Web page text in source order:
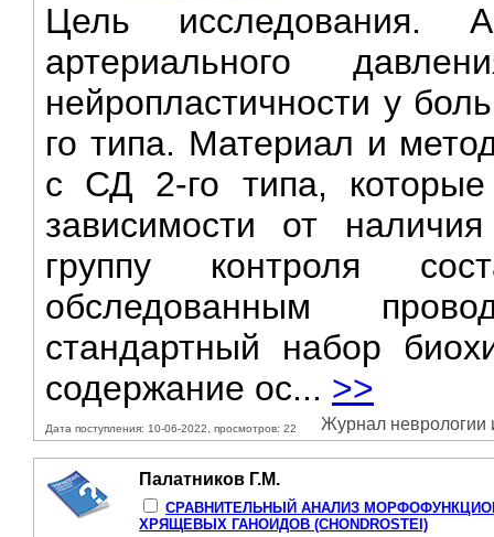
Цель исследования.
артериального
нейропластичности у
го типа. Материал и
с СД 2-го типа,
зависимости от
группу контроля
обследованным
стандартный набор
содержание ос... >>
Дата поступления: 10-06-2022, просмотров: 22 Журнал неврологии
Палатников Г.М.
СРАВНИТЕЛЬНЫЙ АНАЛИЗ
ХРЯЩЕВЫХ ГАНОИДОВ (CHONDROSTEI)